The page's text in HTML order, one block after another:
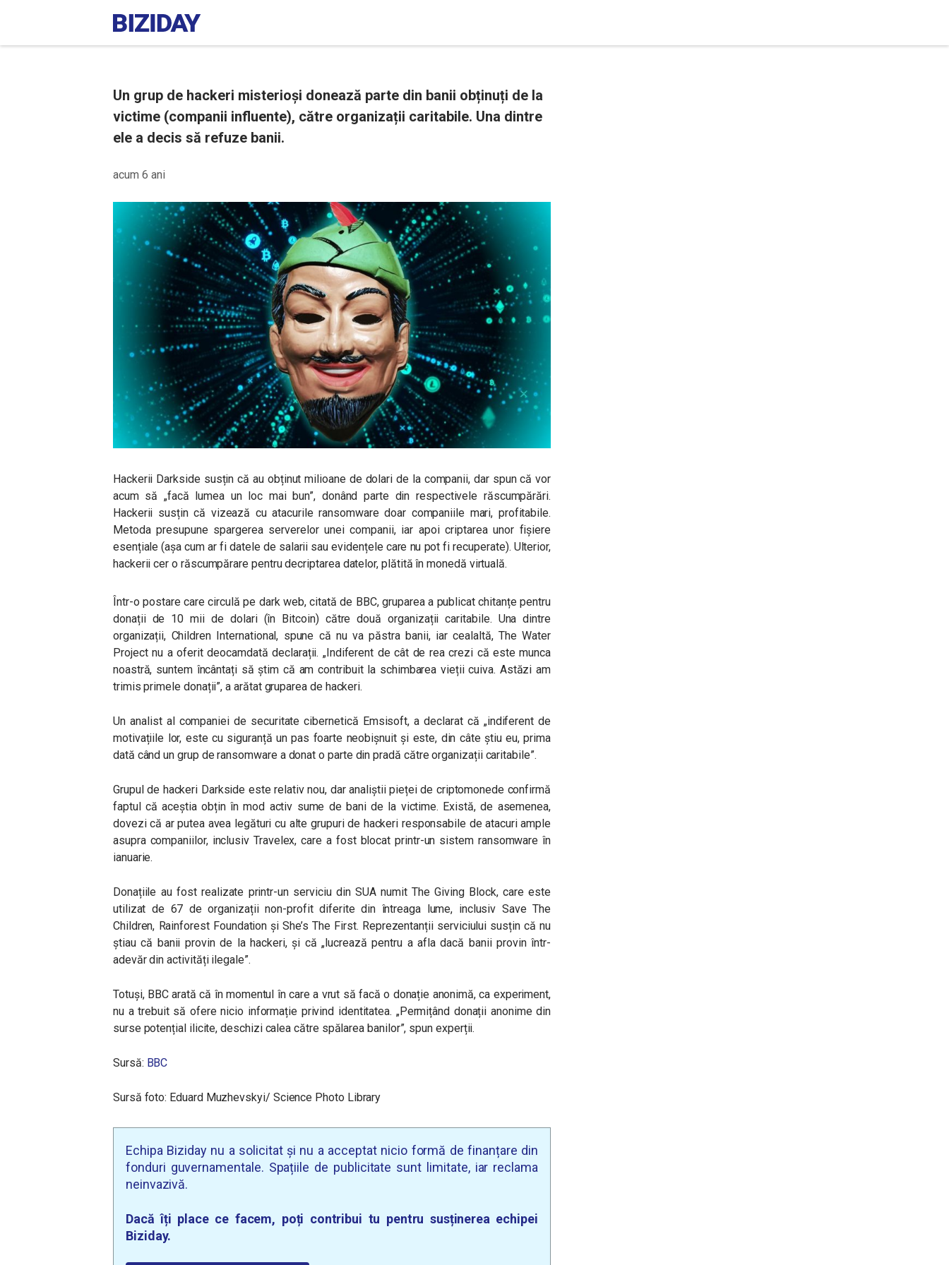
Un grup de hackeri misterioși donează parte din banii obținuți de la
victime (companii influente), către organizații caritabile. Una dintre
ele a decis să refuze banii.
acum 6 ani
Hackerii Darkside susțin că au obținut milioane de dolari de la companii, dar spun că vor
acum să „facă lumea un loc mai bun”, donând parte din respectivele răscumpărări.
Hackerii susțin că vizează cu atacurile ransomware doar companiile mari, profitabile.
Metoda presupune spargerea serverelor unei companii, iar apoi criptarea unor fișiere
esențiale (așa cum ar fi datele de salarii sau evidențele care nu pot fi recuperate). Ulterior,
hackerii cer o răscumpărare pentru decriptarea datelor, plătită în monedă virtuală.
Într-o postare care circulă pe dark web, citată de BBC, gruparea a publicat chitanțe pentru
donații de 10 mii de dolari (în Bitcoin) către două organizații caritabile. Una dintre
organizații, Children International, spune că nu va păstra banii, iar cealaltă, The Water
Project nu a oferit deocamdată declarații. „Indiferent de cât de rea crezi că este munca
noastră, suntem încântați să știm că am contribuit la schimbarea vieții cuiva. Astăzi am
trimis primele donații”, a arătat gruparea de hackeri.
Un analist al companiei de securitate cibernetică Emsisoft, a declarat că „indiferent de
motivațiile lor, este cu siguranță un pas foarte neobișnuit și este, din câte știu eu, prima
dată când un grup de ransomware a donat o parte din pradă către organizații caritabile”.
Grupul de hackeri Darkside este relativ nou, dar analiștii pieței de criptomonede confirmă
faptul că aceștia obțin în mod activ sume de bani de la victime. Există, de asemenea,
dovezi că ar putea avea legături cu alte grupuri de hackeri responsabile de atacuri ample
asupra companiilor, inclusiv Travelex, care a fost blocat printr-un sistem ransomware în
ianuarie.
Donațiile au fost realizate printr-un serviciu din SUA numit The Giving Block, care este
utilizat de 67 de organizații non-profit diferite din întreaga lume, inclusiv Save The
Children, Rainforest Foundation și She’s The First. Reprezentanții serviciului susțin că nu
știau că banii provin de la hackeri, și că „lucrează pentru a afla dacă banii provin într-
adevăr din activități ilegale”.
Totuși, BBC arată că în momentul în care a vrut să facă o donație anonimă, ca experiment,
nu a trebuit să ofere nicio informație privind identitatea. „Permițând donații anonime din
surse potențial ilicite, deschizi calea către spălarea banilor”, spun experții.
Sursă: BBC
Sursă foto: Eduard Muzhevskyi/ Science Photo Library
Echipa Biziday nu a solicitat și nu a acceptat nicio formă de finanțare din
fonduri guvernamentale. Spațiile de publicitate sunt limitate, iar reclama
neinvazivă.
Dacă îți place ce facem, poți contribui tu pentru susținerea echipei
Biziday.